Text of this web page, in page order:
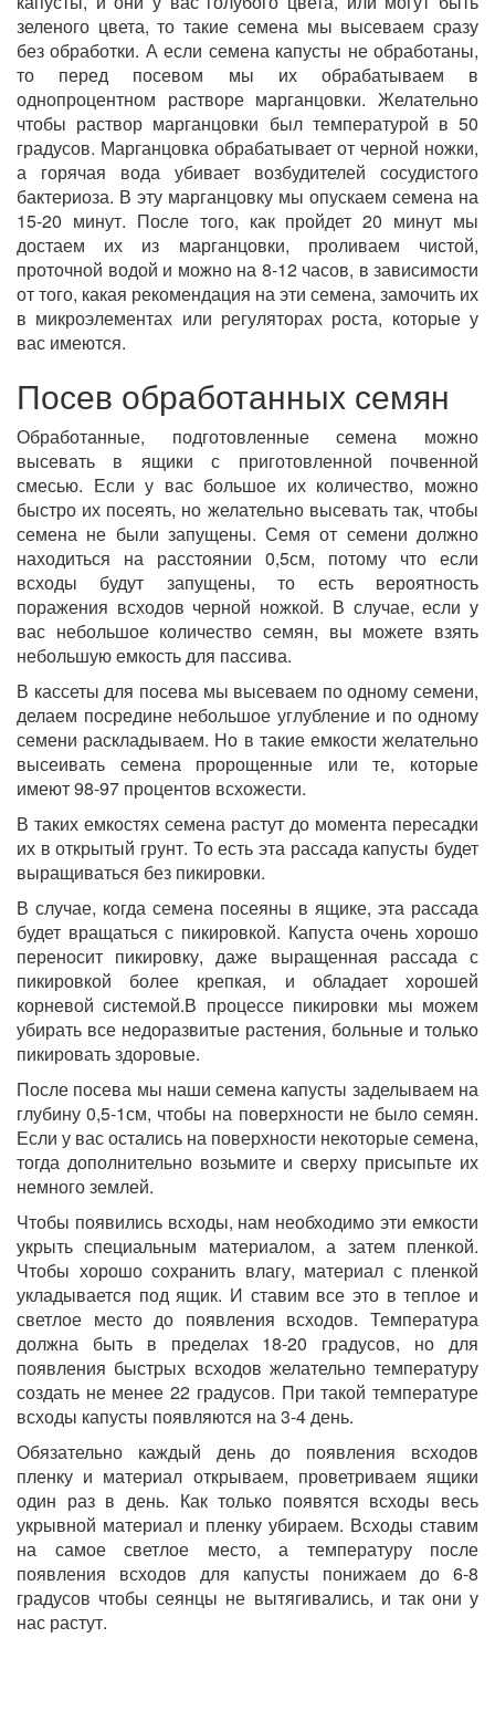
зеленого цвета, то такие семена мы высеваем сразу
без обработки. А если семена капусты не обработаны,
то перед посевом мы их обрабатываем в
однопроцентном растворе марганцовки. Желательно
чтобы раствор марганцовки был температурой в 50
градусов. Марганцовка обрабатывает от черной ножки,
а горячая вода убивает возбудителей сосудистого
бактериоза. В эту марганцовку мы опускаем семена на
15-20 минут. После того, как пройдет 20 минут мы
достаем их из марганцовки, проливаем чистой,
проточной водой и можно на 8-12 часов, в зависимости
от того, какая рекомендация на эти семена, замочить их
в микроэлементах или регуляторах роста, которые у
вас имеются.
Посев обработанных семян
Обработанные, подготовленные семена можно
высевать в ящики с приготовленной почвенной
смесью. Если у вас большое их количество, можно
быстро их посеять, но желательно высевать так, чтобы
семена не были запущены. Семя от семени должно
находиться на расстоянии 0,5см, потому что если
всходы будут запущены, то есть вероятность
поражения всходов черной ножкой. В случае, если у
вас небольшое количество семян, вы можете взять
небольшую емкость для пассива.
В кассеты для посева мы высеваем по одному семени,
делаем посредине небольшое углубление и по одному
семени раскладываем. Но в такие емкости желательно
высеивать семена пророщенные или те, которые
имеют 98-97 процентов всхожести.
В таких емкостях семена растут до момента пересадки
их в открытый грунт. То есть эта рассада капусты будет
выращиваться без пикировки.
В случае, когда семена посеяны в ящике, эта рассада
будет вращаться с пикировкой. Капуста очень хорошо
переносит пикировку, даже выращенная рассада с
пикировкой более крепкая, и обладает хорошей
корневой системой.В процессе пикировки мы можем
убирать все недоразвитые растения, больные и только
пикировать здоровые.
После посева мы наши семена капусты заделываем на
глубину 0,5-1см, чтобы на поверхности не было семян.
Если у вас остались на поверхности некоторые семена,
тогда дополнительно возьмите и сверху присыпьте их
немного землей.
Чтобы появились всходы, нам необходимо эти емкости
укрыть специальным материалом, а затем пленкой.
Чтобы хорошо сохранить влагу, материал с пленкой
укладывается под ящик. И ставим все это в теплое и
светлое место до появления всходов. Температура
должна быть в пределах 18-20 градусов, но для
появления быстрых всходов желательно температуру
создать не менее 22 градусов. При такой температуре
всходы капусты появляются на 3-4 день.
Обязательно каждый день до появления всходов
пленку и материал открываем, проветриваем ящики
один раз в день. Как только появятся всходы весь
укрывной материал и пленку убираем. Всходы ставим
на самое светлое место, а температуру после
появления всходов для капусты понижаем до 6-8
градусов чтобы сеянцы не вытягивались, и так они у
нас растут.